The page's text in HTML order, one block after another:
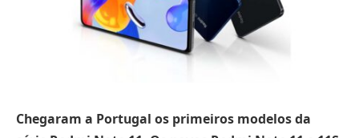
Chegaram a Portugal os primeiros modelos da